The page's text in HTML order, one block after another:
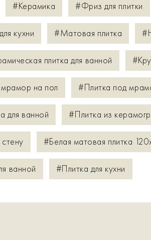
#Керамика #Фриз для плитки
кухни #Матовая плитка
плитка для ванной
на пол #Плитка под
для ванной #Плитка из
#Белая матовая плитка
ванной #Плитка для кухни